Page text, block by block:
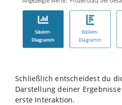
Schließlich entscheidest du
Darstellung deiner
erste Interaktion.